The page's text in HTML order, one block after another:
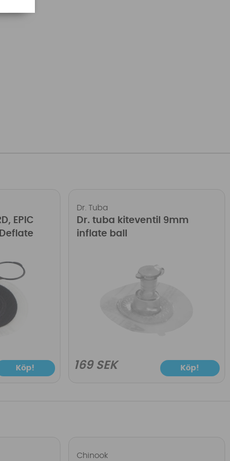
EPIC
Köp!
Dr. Tuba
Dr. tuba kiteventil 9mm
inflate ball
169 SEK Köp!
Chinook